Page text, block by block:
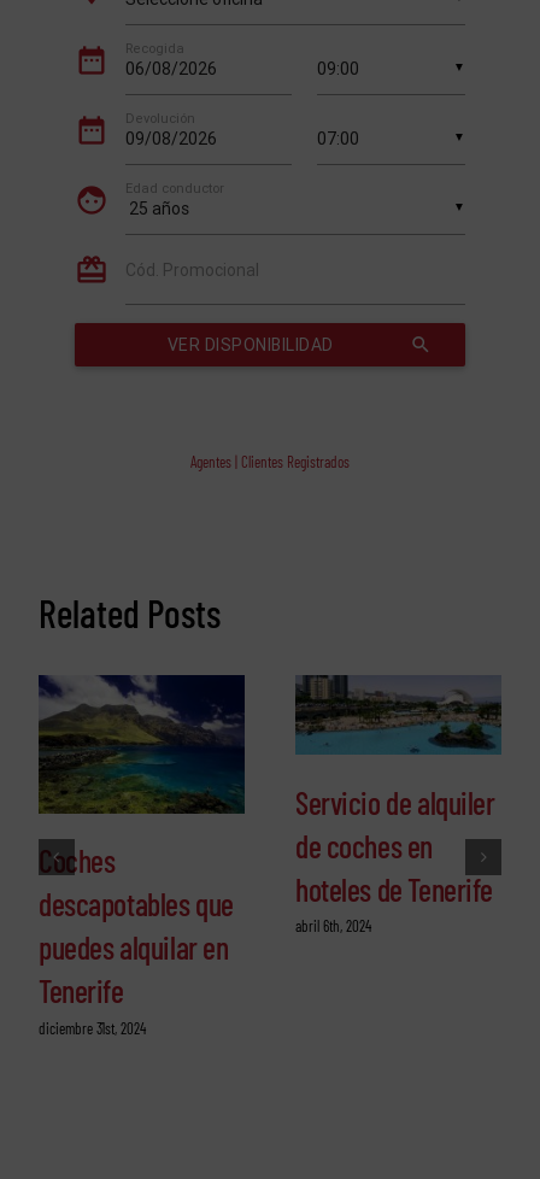
Agentes | Clientes Registrados
Related Posts
Coches
descapotables que
puedes alquilar en
Tenerife
diciembre 31st, 2024
Servicio de alquiler
de coches en
hoteles de Tenerife
abril 6th, 2024